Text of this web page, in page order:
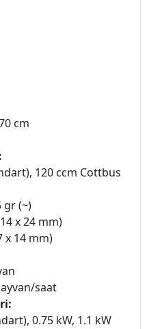
cm
120 ccm Cottbus
gr (~)
x 24 mm)
x 14 mm)
saat
0.75 kW, 1.1 kW